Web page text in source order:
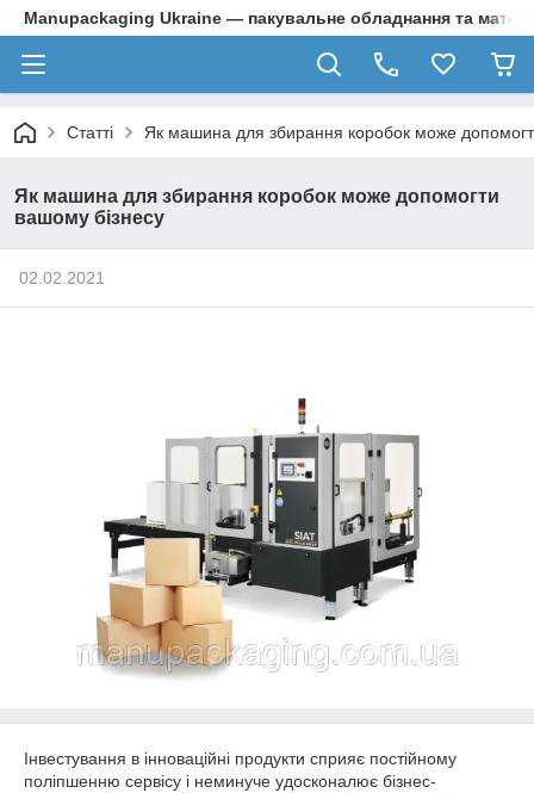
Manupackaging Ukraine — пакувальне обладнання та
Статті Як машина для збирання коробок може
Як машина для збирання коробок може допомогти
вашому бізнесу
02.02.2021
Інвестування в інноваційні продукти сприяє постійному
поліпшенню сервісу і неминуче удосконалює бізнес-